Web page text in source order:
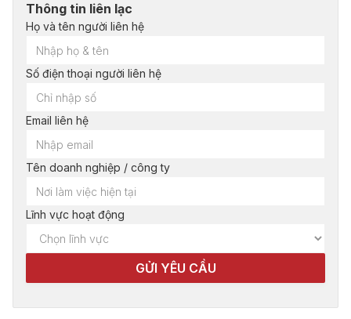
Thông tin liên lạc
Họ và tên người liên hệ
Số điện thoại người liên hệ
Email liên hệ
Tên doanh nghiệp / công ty
Lĩnh vực hoạt động